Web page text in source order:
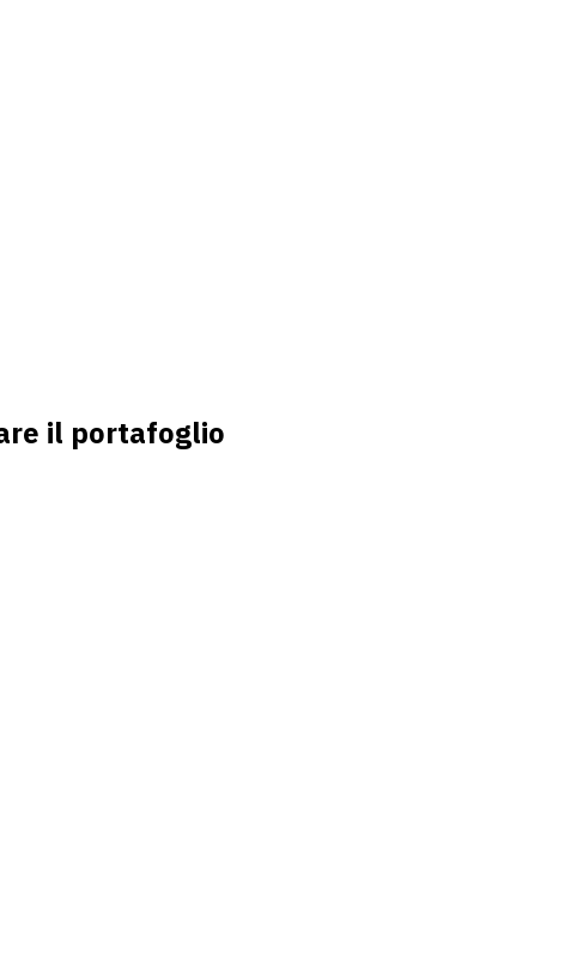
il portafoglio